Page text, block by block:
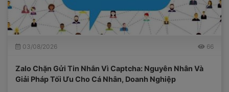
03/08/2026 66
Zalo Chặn Gửi Tin Nhắn Vì Captcha: Nguyên Nhân Và
Giải Pháp Tối Ưu Cho Cá Nhân, Doanh Nghiệp